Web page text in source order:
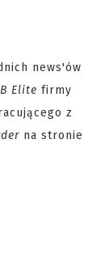
news'ów
Elite firmy
z
na stronie